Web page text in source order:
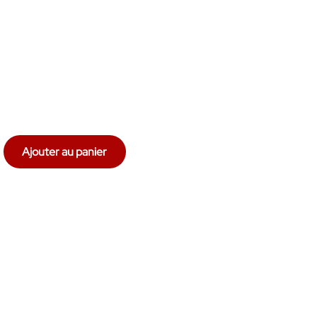
Ajouter au panier